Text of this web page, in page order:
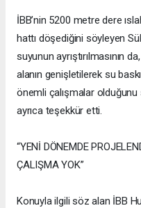
İBB’nin 5200 metre dere
hattı döşediğini söyleyen
suyunun ayrıştırılmasının
alanın genişletilerek su
önemli çalışmalar
ayrıca teşekkür etti.
“YENİ DÖNEMDE
ÇALIŞMA YOK”
Konuyla ilgili söz alan İBB